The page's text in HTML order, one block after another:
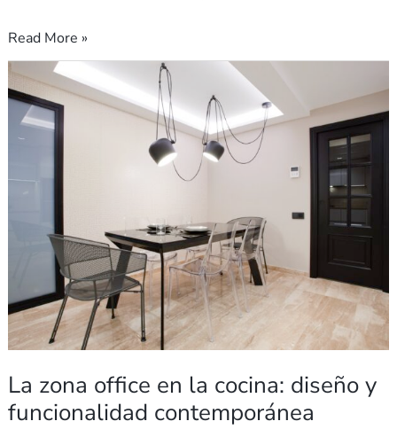
Read More »
La zona office en la cocina: diseño y
funcionalidad contemporánea
La
zona
office
en
cocina:
funcionalidad
contemporánea